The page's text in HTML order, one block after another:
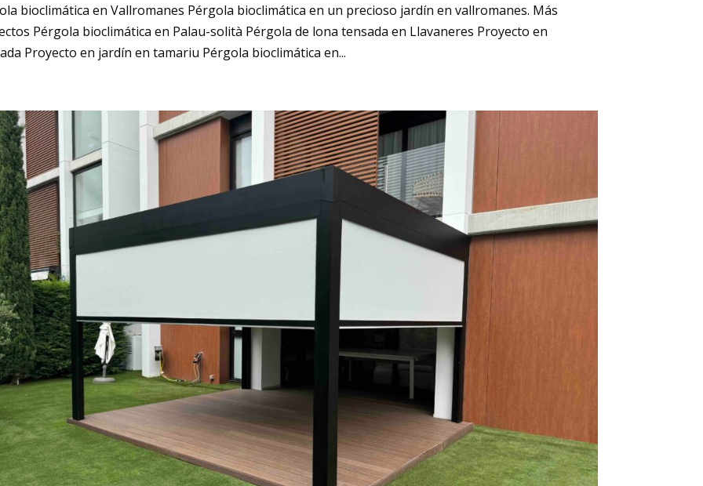
bioclimática en Vallromanes Pérgola bioclimática en un precioso jardín en vallromanes. Más
Pérgola bioclimática en Palau-solità Pérgola de lona tensada en Llavaneres Proyecto en
Proyecto en jardín en tamariu Pérgola bioclimática en...